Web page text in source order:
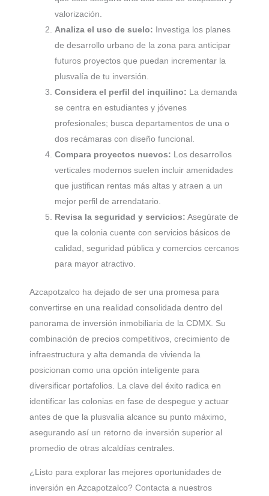
valorización.
Analiza el uso de suelo: Investiga los planes
de desarrollo urbano de la zona para anticipar
futuros proyectos que puedan incrementar la
plusvalía de tu inversión.
Considera el perfil del inquilino: La demanda
se centra en estudiantes y jóvenes
profesionales; busca departamentos de una o
dos recámaras con diseño funcional.
Compara proyectos nuevos: Los desarrollos
verticales modernos suelen incluir amenidades
que justifican rentas más altas y atraen a un
mejor perfil de arrendatario.
Revisa la seguridad y servicios: Asegúrate de
que la colonia cuente con servicios básicos de
calidad, seguridad pública y comercios cercanos
para mayor atractivo.
Azcapotzalco ha dejado de ser una promesa para
convertirse en una realidad consolidada dentro del
panorama de inversión inmobiliaria de la CDMX. Su
combinación de precios competitivos, crecimiento de
infraestructura y alta demanda de vivienda la
posicionan como una opción inteligente para
diversificar portafolios. La clave del éxito radica en
identificar las colonias en fase de despegue y actuar
antes de que la plusvalía alcance su punto máximo,
asegurando así un retorno de inversión superior al
promedio de otras alcaldías centrales.
¿Listo para explorar las mejores oportunidades de
inversión en Azcapotzalco? Contacta a nuestros